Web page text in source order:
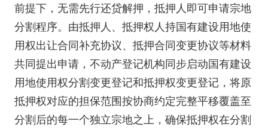
前提下，无需先行还贷解押，抵押人即可申请宗地
分割程序。由抵押人、抵押权人持国有建设用地使
用权出让合同补充协议、抵押合同变更协议等材料
共同提出申请，不动产登记机构同步启动国有建设
用地使用权分割变更登记和抵押权变更登记，将原
抵押权对应的担保范围按协商约定完整平移覆盖至
分割后的每一个独立宗地之上，确保抵押权在分割